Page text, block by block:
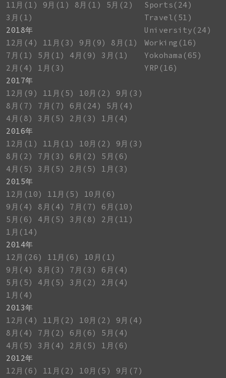
11月(1)
9月(1) 8月(1)
5月(2)
3月(1)
2018年
12月(4)
11月(3) 9月(9)
8月(1)
7月(1)
5月(1) 4月(9)
3月(1)
2月(4)
1月(3)
2017年
12月(9)
11月(5) 10月(2)
9月(3)
8月(7)
7月(7) 6月(24)
5月(4)
4月(8)
3月(5) 2月(3)
1月(4)
2016年
12月(1)
11月(1) 10月(2)
9月(3)
8月(2)
7月(3) 6月(2)
5月(6)
4月(5)
3月(5) 2月(5)
1月(3)
2015年
12月(10)
11月(5)
10月(6)
9月(4)
8月(4) 7月(7)
6月(10)
5月(6)
4月(5) 3月(8)
2月(11)
1月(14)
2014年
12月(26)
11月(6)
10月(1)
9月(4)
8月(3) 7月(3)
6月(4)
5月(5)
4月(5) 3月(2)
2月(4)
1月(4)
2013年
12月(4)
11月(2) 10月(2)
9月(4)
8月(4)
7月(2) 6月(6)
5月(4)
4月(5)
3月(4) 2月(5)
1月(6)
2012年
12月(6)
11月(2) 10月(5)
9月(7)
Sports(24)
Travel(51)
University(24)
Working(16)
Yokohama(65)
YRP(16)